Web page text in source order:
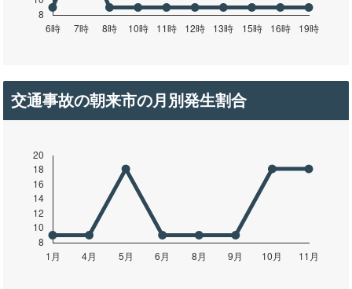
交通事故の朝来市の月別発生割合